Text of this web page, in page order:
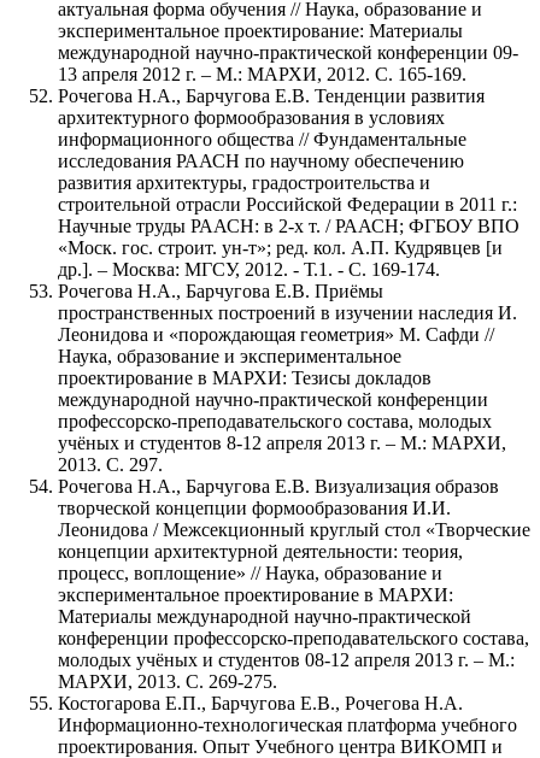
актуальная форма обучения // Наука, образование и
экспериментальное проектирование: Материалы
международной научно-практической конференции 09-
13 апреля 2012 г. – М.: МАРХИ, 2012. С. 165-169.
Рочегова Н.А., Барчугова Е.В. Тенденции развития
архитектурного формообразования в условиях
информационного общества // Фундаментальные
исследования РААСН по научному обеспечению
развития архитектуры, градостроительства и
строительной отрасли Российской Федерации в 2011 г.:
Научные труды РААСН: в 2-х т. / РААСН; ФГБОУ ВПО
«Моск. гос. строит. ун-т»; ред. кол. А.П. Кудрявцев [и
др.]. – Москва: МГСУ, 2012. - Т.1. - С. 169-174.
Рочегова Н.А., Барчугова Е.В. Приёмы
пространственных построений в изучении наследия И.
Леонидова и «порождающая геометрия» М. Сафди //
Наука, образование и экспериментальное
проектирование в МАРХИ: Тезисы докладов
международной научно-практической конференции
профессорско-преподавательского состава, молодых
учёных и студентов 8-12 апреля 2013 г. – М.: МАРХИ,
2013. С. 297.
Рочегова Н.А., Барчугова Е.В. Визуализация образов
творческой концепции формообразования И.И.
Леонидова / Межсекционный круглый стол «Творческие
концепции архитектурной деятельности: теория,
процесс, воплощение» // Наука, образование и
экспериментальное проектирование в МАРХИ:
Материалы международной научно-практической
конференции профессорско-преподавательского состава,
молодых учёных и студентов 08-12 апреля 2013 г. – М.:
МАРХИ, 2013. С. 269-275.
Костогарова Е.П., Барчугова Е.В., Рочегова Н.А.
Информационно-технологическая платформа учебного
проектирования. Опыт Учебного центра ВИКОМП и